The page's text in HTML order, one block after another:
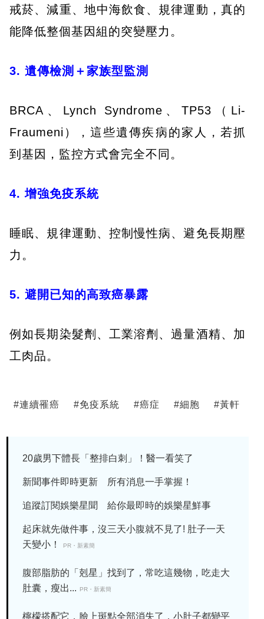
戒菸、減重、地中海飲食、規律運動，真的
能降低整個基因組的突變壓力。
3. 遺傳檢測＋家族型監測
BRCA、Lynch Syndrome、TP53（Li-
Fraumeni），這些遺傳疾病的家人，若抓
到基因，監控方式會完全不同。
4. 增強免疫系統
睡眠、規律運動、控制慢性病、避免長期壓
力。
5. 避開已知的高致癌暴露
例如長期染髮劑、工業溶劑、過量酒精、加
工肉品。
#連續罹癌 #免疫系統 #癌症 #細胞 #黃軒
20歲男下體長「整排白刺」！醫一看笑了
新聞事件即時更新 所有消息一手掌握！
追蹤訂閱娛樂星聞 給你最即時的娛樂星鮮事
起床就先做件事，沒三天小腹就不見了! 肚子一天
天變小！
PR・新素簡
腹部脂肪的「剋星」找到了，常吃這幾物，吃走大
肚囊，瘦出...
PR・新素簡
檸檬搭配它，臉上斑點全部消失了，小肚子都變平